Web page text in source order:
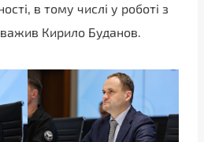
в тому числі у роботі з
Кирило Буданов.